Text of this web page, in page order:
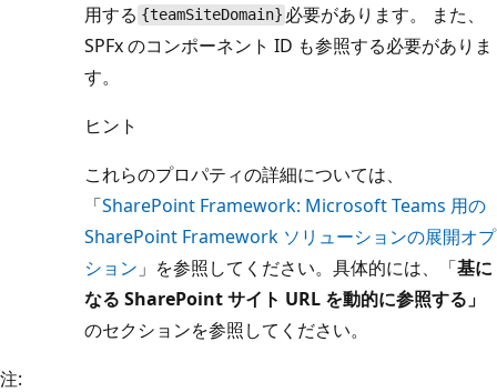
用する {teamSiteDomain} 必要があります。 また、
SPFx のコンポーネント ID も参照する必要がありま
す。
ヒント
これらのプロパティの詳細については、
「SharePoint Framework: Microsoft Teams 用の
SharePoint Framework ソリューションの展開オプ
ション 」を参照してください。具体的には、「基に
なる SharePoint サイト URL を動的に参照する」
のセクションを参照してください。
注: